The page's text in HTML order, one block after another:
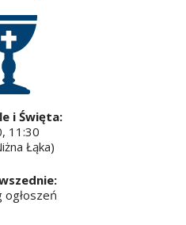
i Święta:
11:30
Łąka)
ogłoszeń